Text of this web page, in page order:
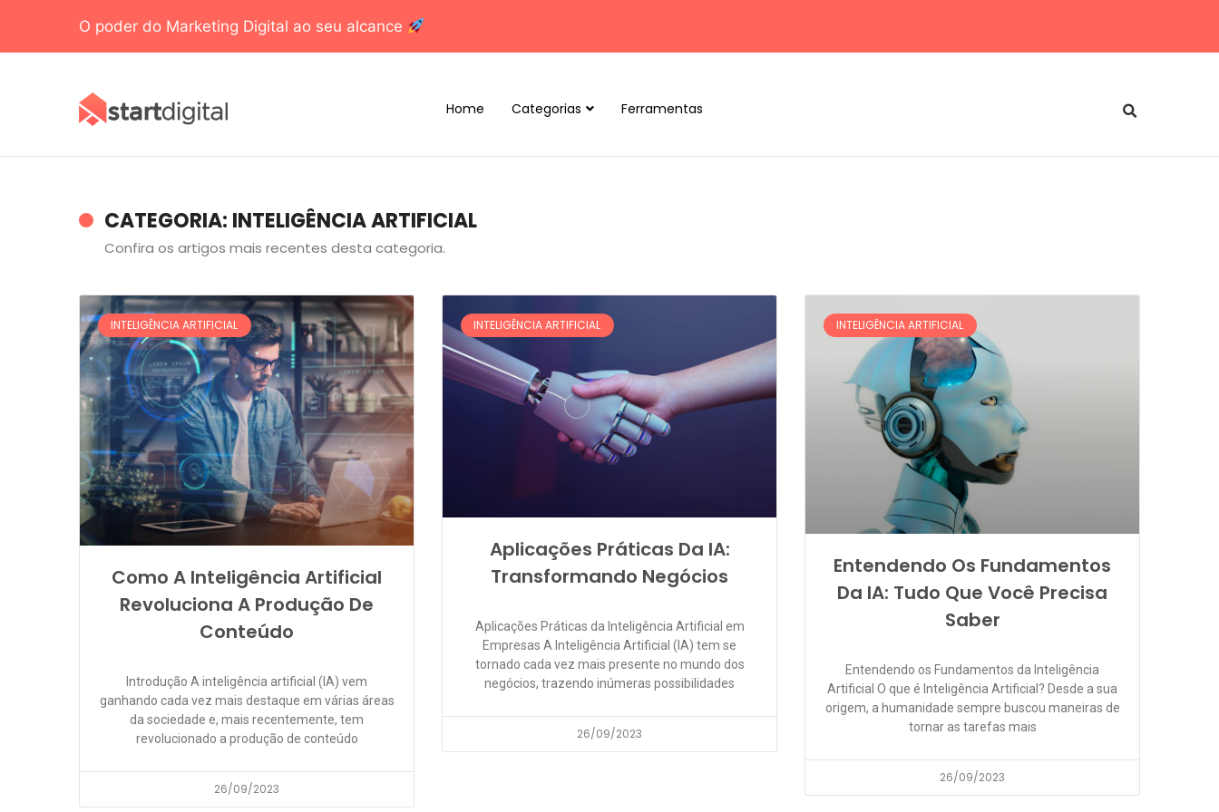
O poder do Marketing Digital ao seu alcance
Home Categorias Ferramentas
CATEGORIA: INTELIGÊNCIA ARTIFICIAL
Confira os artigos mais recentes desta categoria.
INTELIGÊNCIA ARTIFICIAL
Como A Inteligência Artificial
Revoluciona A Produção De
Conteúdo
Introdução A inteligência artificial (IA) vem
ganhando cada vez mais destaque em várias áreas
da sociedade e, mais recentemente, tem
revolucionado a produção de conteúdo
26/09/2023
INTELIGÊNCIA ARTIFICIAL
Aplicações Práticas Da IA:
Transformando Negócios
Aplicações Práticas da Inteligência Artificial em
Empresas A Inteligência Artificial (IA) tem se
tornado cada vez mais presente no mundo dos
negócios, trazendo inúmeras possibilidades
26/09/2023
INTELIGÊNCIA ARTIFICIAL
Entendendo Os Fundamentos
Da IA: Tudo Que Você Precisa
Saber
Entendendo os Fundamentos da Inteligência
Artificial O que é Inteligência Artificial? Desde a sua
origem, a humanidade sempre buscou maneiras de
tornar as tarefas mais
26/09/2023